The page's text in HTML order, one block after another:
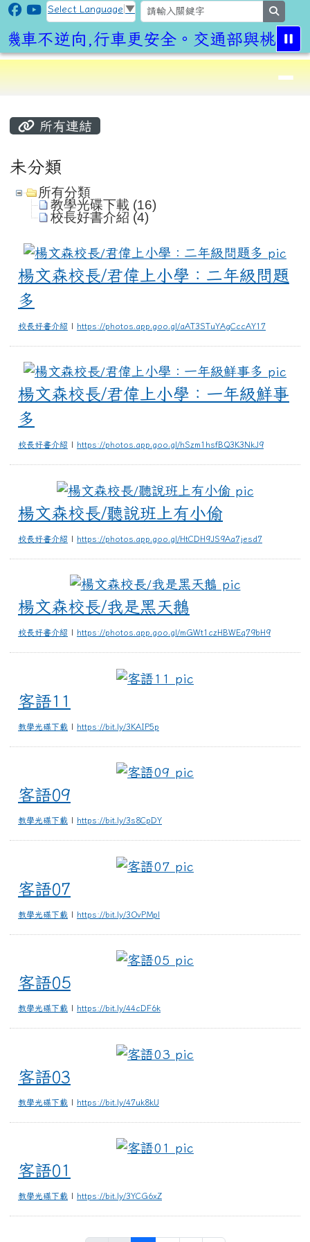
跳至主內容區
CLPS Site
Select Language ▼
車不逆向,行車更安全。交通部與桃園市
⏸
導覽列
所有連結
未分類
所有分類
教學光碟下載 (16)
校長好書介紹 (4)
楊文森校長/君偉上小學：二年級問題
多
校長好書介紹 | https://photos.app.goo.gl/aAT3STuYAgCccAY17
楊文森校長/君偉上小學：一年級鮮事
多
校長好書介紹 | https://photos.app.goo.gl/hSzm1hsfBQ3K3NkJ9
楊文森校
楊文森校長/聽說班上有小偷
校長好書介紹 | https://photos.app.goo.gl/HtCDH9JS9Aa7jesd7
楊文森校長
楊文森校長/我是黑天鵝
校長好書介紹 | https://photos.app.goo.gl/mGWt1czHBWEq79bH9
客語11
教學光碟下載 | https://bit.ly/3KAIP5p
客語09
教學光碟下載 | https://bit.ly/3s8CpDY
客語07
教學光碟下載 | https://bit.ly/3OvPMpl
客語05
教學光碟下載 | https://bit.ly/44cDF6k
客語03
教學光碟下載 | https://bit.ly/47uk8kU
客語01
教學光碟下載 | https://bit.ly/3YCG6xZ